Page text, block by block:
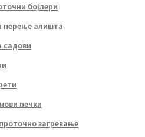
бојлери
перење алишта
садови
печки
загревање